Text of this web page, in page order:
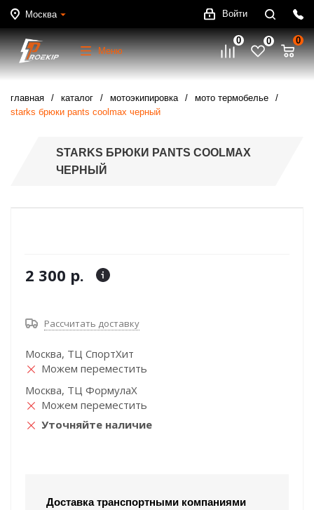
Москва Войти
Меню
0 0 0
главная каталог мотоэкипировка
мото термобелье
starks брюки pants coolmax черный
STARKS БРЮКИ PANTS COOLMAX
ЧЕРНЫЙ
2 300 р.
Рассчитать доставку
Москва, ТЦ СпортХит
Можем переместить
Москва, ТЦ ФормулаХ
Можем переместить
Уточняйте наличие
Доставка транспортными компаниями